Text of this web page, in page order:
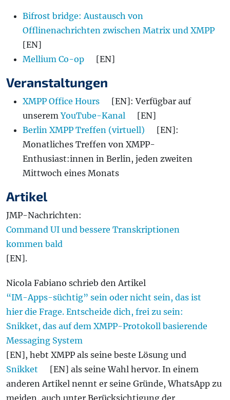
Bifrost bridge: Austausch von
Offlinenachrichten zwischen Matrix und XMPP
[EN]
Mellium Co-op
[EN]
Veranstaltungen
XMPP Office Hours
[EN]: Verfügbar auf
unseremYouTube-Kanal
[EN]
Berlin XMPP Treffen (virtuell)
[EN]:
Monatliches Treffen von XMPP-
Enthusiast:innen in Berlin, jeden zweiten
Mittwoch eines Monats
Artikel
JMP-Nachrichten:
Command UI und bessere Transkriptionen
kommen bald
[EN].
Nicola Fabiano schrieb den Artikel
“IM-Apps-süchtig” sein oder nicht sein, das ist
hier die Frage. Entscheide dich, frei zu sein:
Snikket, das auf dem XMPP-Protokoll basierende
Messaging System
[EN], hebt XMPP als seine beste Lösung und
Snikket
[EN] als seine Wahl hervor. In einem
anderen Artikel nennt er seine Gründe, WhatsApp zu